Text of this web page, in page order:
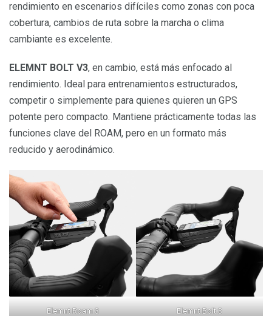
rendimiento en escenarios difíciles como zonas con poca
cobertura, cambios de ruta sobre la marcha o clima
cambiante es excelente.
ELEMNT BOLT V3, en cambio, está más enfocado al
rendimiento. Ideal para entrenamientos estructurados,
competir o simplemente para quienes quieren un GPS
potente pero compacto. Mantiene prácticamente todas las
funciones clave del ROAM, pero en un formato más
reducido y aerodinámico.
Elemnt Roam 3 Elemnt Bolt 3